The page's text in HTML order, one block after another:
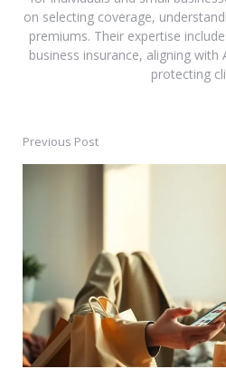
on selecting coverage,
premiums. Their expertise
business insurance, aligning with
protecting
Post
navigation
Previous Post